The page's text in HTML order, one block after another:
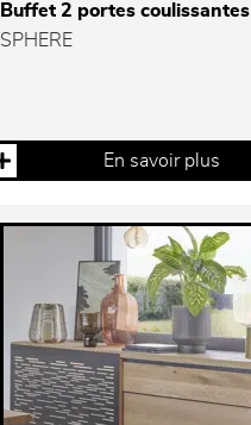
Buffet 2 portes coulissantes
SPHERE
En savoir plus